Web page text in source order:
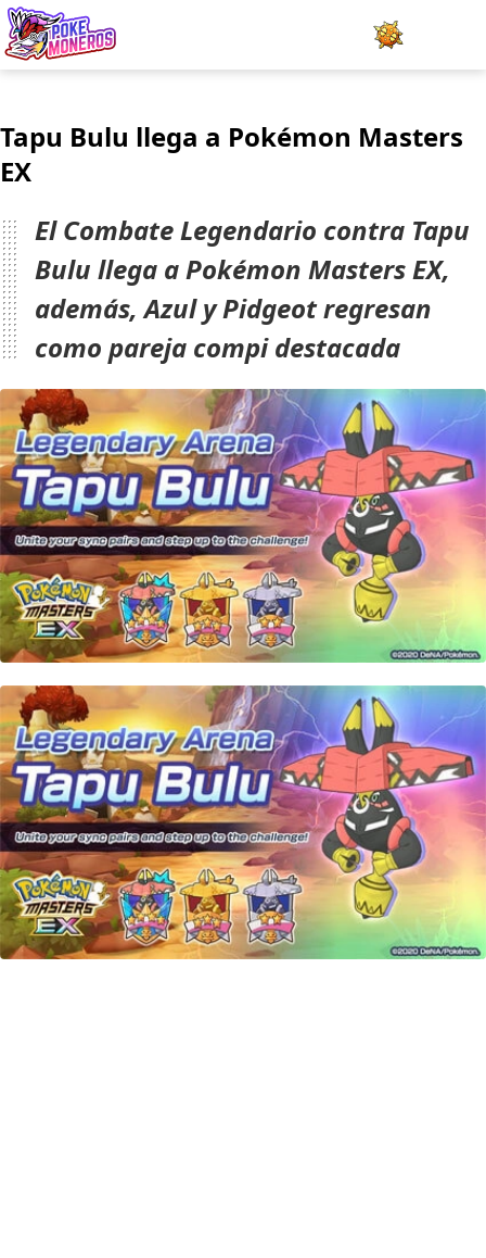
Minijuegos
Team Builder
Tabla de Tipos
Naturalezas
Noticias
LOGIN
Tapu Bulu llega a Pokémon Masters
EX
El Combate Legendario contra Tapu
Bulu llega a Pokémon Masters EX,
además, Azul y Pidgeot regresan
como pareja compi destacada